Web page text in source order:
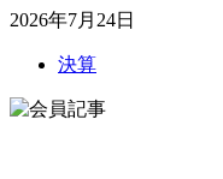
2026年7月24日
決算